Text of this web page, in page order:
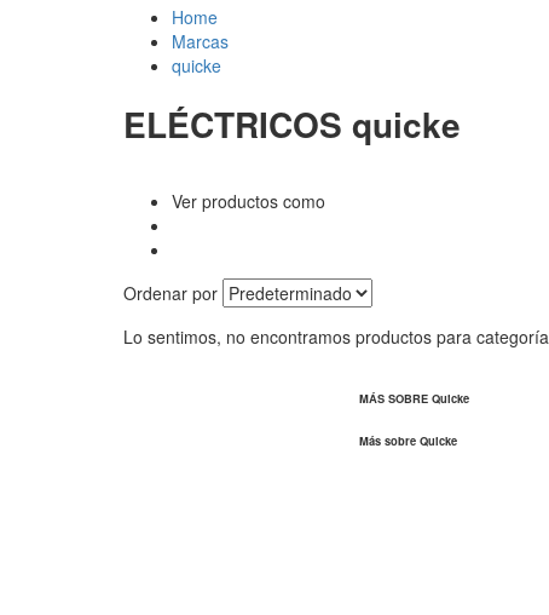
Home
Marcas
quicke
ELÉCTRICOS quicke
Ver productos como
Ordenar por
Lo sentimos, no encontramos productos para categoría
MÁS SOBRE Quicke
Más sobre Quicke